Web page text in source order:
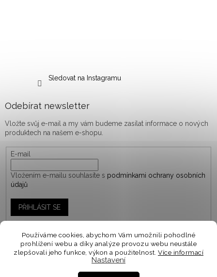
Používáme cookies, abychom Vám umožnili pohodlné
prohlížení webu a díky analýze provozu webu neustále
zlepšovali jeho funkce, výkon a použitelnost. Více informací
Nastavení
Personalizované objednávky vyrábíme a odesíláme do
Sledovat na Instagramu
Odebírat newsletter
Vložte svůj e-mail a my vám budeme zasílat informace o nových
produktech na našem e-shopu.
E-mail
Vložením e-mailu souhlasíte s podmínkami ochrany osobních
údajů
PŘIHLÁSIT SE
Vytvořil Shoptet